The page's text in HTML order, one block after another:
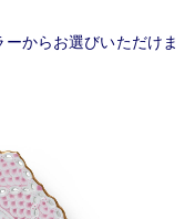
からお選びいただけま